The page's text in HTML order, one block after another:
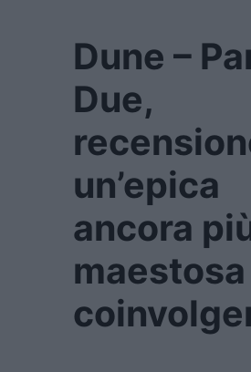
Dune –
Due,
un’epica
ancora
maestosa